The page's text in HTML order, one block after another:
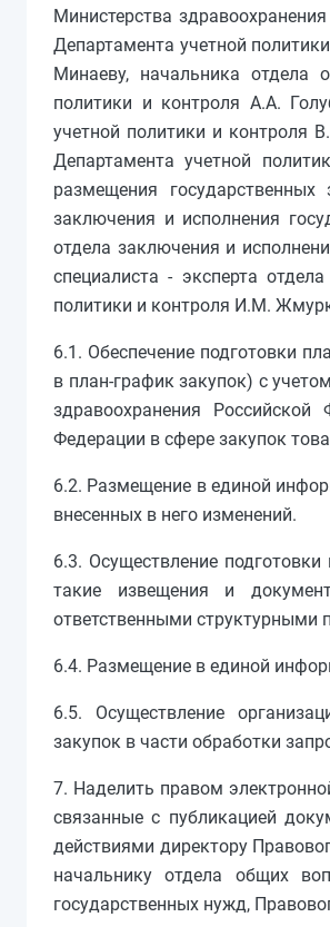
Министерства
Департамента учетной
Минаеву, начальника отдела
политики и контроля А.А.
учетной политики и контроля
Департамента учетной
размещения
заключения и исполнения
отдела заключения и
специалиста - эксперта
политики и контроля И.М.
6.1. Обеспечение подготовки
в план-график закупок) с
здравоохранения Российской
Федерации в сфере закупок
6.2. Размещение в единой
внесенных в него изменений.
6.3. Осуществление
такие извещения и
ответственными структурными
6.4. Размещение в единой
6.5. Осуществление
закупок в части обработки
7. Наделить правом
связанные с публикацией
действиями директору
начальнику отдела общих
государственных нужд,